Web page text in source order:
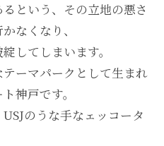
という、その立地の悪さ
なくなり、
してしまいます。
ーマパークとして生まれ
神戸です。
のうな手なェッコータ